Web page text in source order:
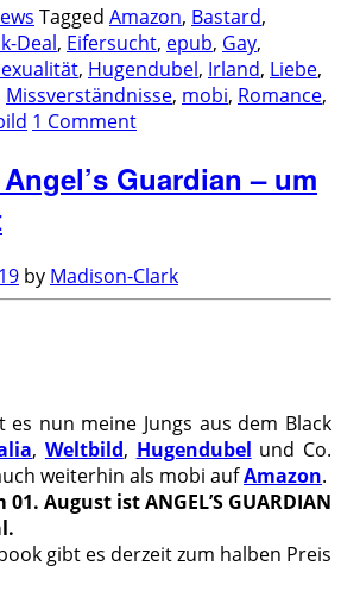
Tagged Amazon, Bastard,
Deal, Eifersucht, epub, Gay,
, Hugendubel, Irland, Liebe,
Missverständnisse, mobi, Romance,
1 Comment
Guardian – um
by Madison-Clark
es nun meine Jungs aus dem Black
, Weltbild, Hugendubel und Co.
weiterhin als mobi aufAmazon.
August ist ANGEL’S GUARDIAN
gibt es derzeit zum halben Preis